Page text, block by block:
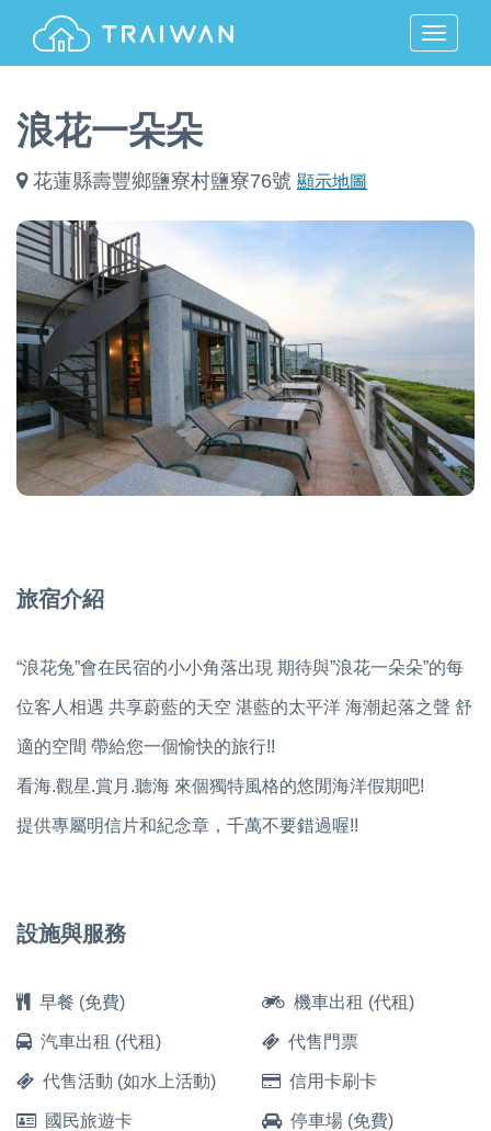
MENU
浪花一朵朵
花蓮縣壽豐鄉鹽寮村鹽寮76號 顯示地圖
旅宿介紹
“浪花兔”會在民宿的小小角落出現 期待與”浪花一朵朵”的每
位客人相遇 共享蔚藍的天空 湛藍的太平洋 海潮起落之聲 舒
適的空間 帶給您一個愉快的旅行!!
看海.觀星.賞月.聽海 來個獨特風格的悠閒海洋假期吧!
提供專屬明信片和紀念章，千萬不要錯過喔!!
設施與服務
早餐 (免費) 機車出租 (代租)
汽車出租 (代租) 代售門票
代售活動 (如水上活動) 信用卡刷卡
國民旅遊卡 停車場 (免費)